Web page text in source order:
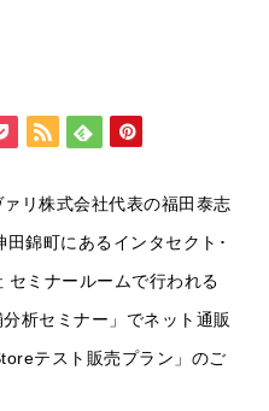
リ株式会社代表の福田泰志
錦町にあるインタセクト･
セミナールームで行われる
析セミナー」でネット通販
テスト販売プラン」のご